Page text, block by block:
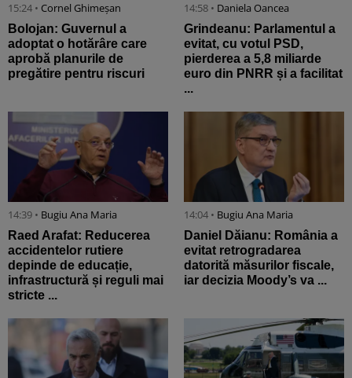
15:24 • Cornel Ghimeșan
Bolojan: Guvernul a
adoptat o hotărâre care
aprobă planurile de
pregătire pentru riscuri
14:58 • Daniela Oancea
Grindeanu: Parlamentul a
evitat, cu votul PSD,
pierderea a 5,8 miliarde
euro din PNRR și a facilitat
...
14:39 • Bugiu ⁠Ana Maria
Raed Arafat: Reducerea
accidentelor rutiere
depinde de educație,
infrastructură și reguli mai
stricte ...
14:04 • Bugiu ⁠Ana Maria
Daniel Dăianu: România a
evitat retrogradarea
datorită măsurilor fiscale,
iar decizia Moody’s va ...